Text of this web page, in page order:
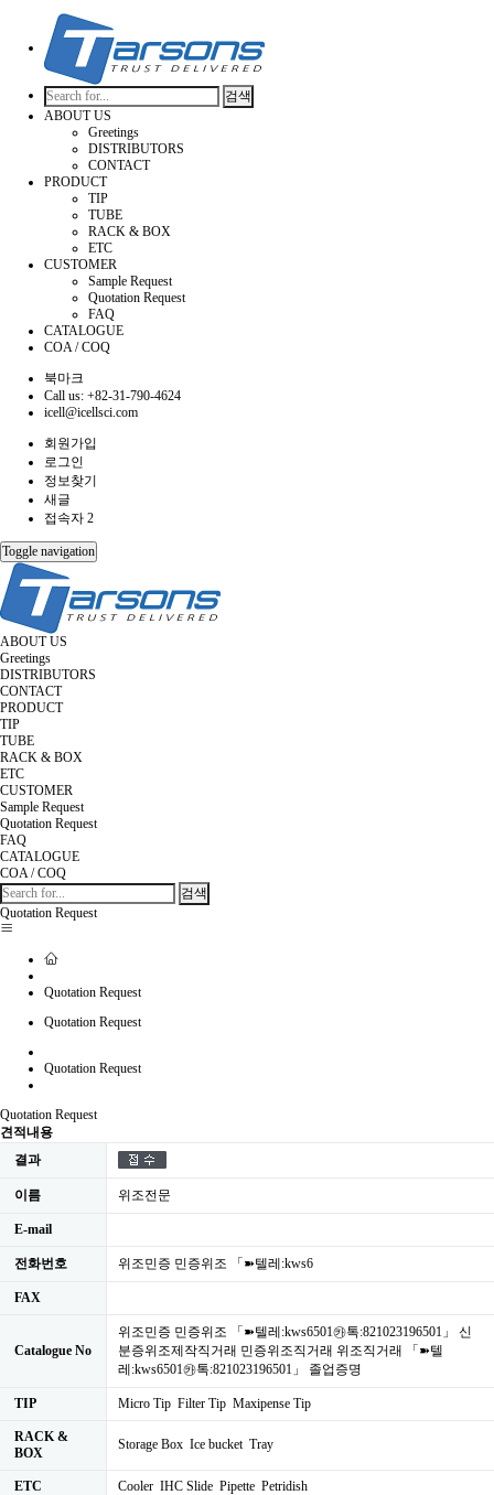
검색
ABOUT US
Greetings
DISTRIBUTORS
CONTACT
PRODUCT
TIP
TUBE
RACK & BOX
ETC
CUSTOMER
Sample Request
Quotation Request
FAQ
CATALOGUE
COA / COQ
북마크
Call us: +82-31-790-4624
icell@icellsci.com
회원가입
로그인
정보찾기
새글
접속자 2
Toggle navigation
ABOUT US
Greetings
DISTRIBUTORS
CONTACT
PRODUCT
TIP
TUBE
RACK & BOX
ETC
CUSTOMER
Sample Request
Quotation Request
FAQ
CATALOGUE
COA / COQ
검색
Quotation Request
Quotation Request
Quotation Request
Quotation Request
Quotation Request
견적내용
결과
이름 위조전문
E-mail
전화번호 위조민증 민증위조 「➽텔레:kws6
FAX
Catalogue No
위조민증 민증위조 「➽텔레:kws6501㉸톡:821023196501」 신
분증위조제작직거래 민증위조직거래 위조직거래 「➽텔
레:kws6501㉸톡:821023196501」 졸업증명
TIP Micro Tip Filter Tip Maxipense Tip
RACK &
BOX
Storage Box Ice bucket Tray
ETC Cooler IHC Slide Pipette Petridish